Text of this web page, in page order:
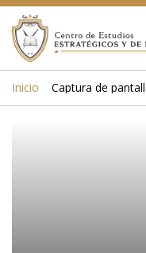
Inicio Captura de